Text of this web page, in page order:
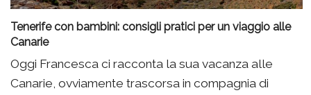
Tenerife con bambini: consigli pratici per un viaggio alle
Canarie
Oggi Francesca ci racconta la sua vacanza alle
Canarie, ovviamente trascorsa in compagnia di